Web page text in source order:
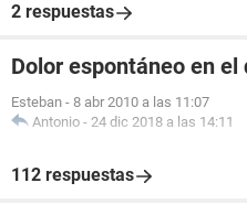
2 respuestas
Dolor espontáneo en
Esteban - 8 abr 2010 a las 11:07
Antonio - 24 dic 2018 a las 14:11
112 respuestas